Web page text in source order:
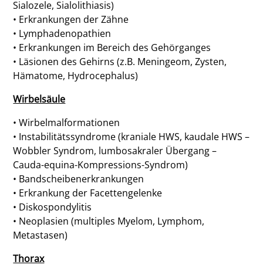
Sialozele, Sialolithiasis)
• Erkrankungen der Zähne
• Lymphadenopathien
• Erkrankungen im Bereich des Gehörganges
• Läsionen des Gehirns (z.B. Meningeom, Zysten,
Hämatome, Hydrocephalus)
Wirbelsäule
• Wirbelmalformationen
• Instabilitätssyndrome (kraniale HWS, kaudale HWS –
Wobbler Syndrom, lumbosakraler Übergang –
Cauda-equina-Kompressions-Syndrom)
• Bandscheibenerkrankungen
• Erkrankung der Facettengelenke
• Diskospondylitis
• Neoplasien (multiples Myelom, Lymphom,
Metastasen)
Thorax